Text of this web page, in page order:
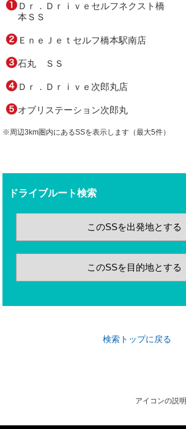
Ｄｒ．Ｄｒｉｖｅセルフネクスト橋
本ＳＳ
ＥｎｅＪｅｔセルフ橋本駅南店
石丸 ＳＳ
Ｄｒ．Ｄｒｉｖｅ次郎丸店
オブリステーション次郎丸
※周辺3km圏内にあるSSを表示します（最大5件）
ドライブルート検索
このSSを出発地とする
このSSを目的地とする
検索トップに戻る
アイコンの説明